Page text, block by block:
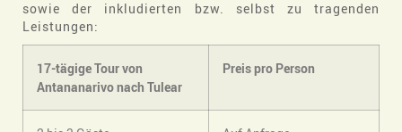
sowie der inkludierten bzw. selbst zu tragenden
Leistungen:
17-tägige Tour von
Antananarivo nach Tulear
Preis pro Person